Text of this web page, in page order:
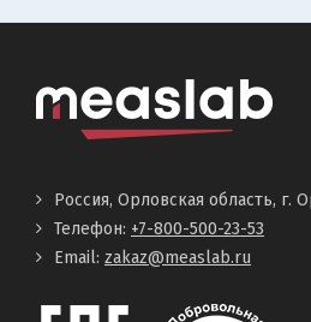
Россия, Орловская область, г.
Телефон: +7-800-500-23-53
Email: zakaz@measlab.ru